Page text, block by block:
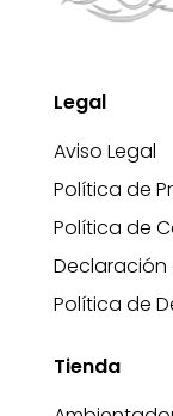
Legal
Aviso Legal
Política de
Política de
Declaración
Política de
Tienda